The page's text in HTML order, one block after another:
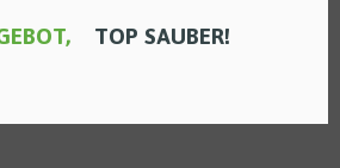
TOP SAUBER!